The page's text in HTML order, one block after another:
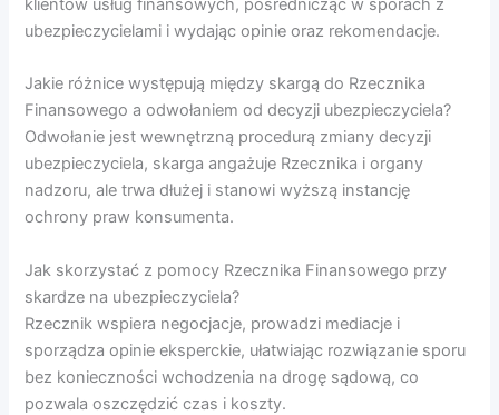
klientów usług finansowych, pośrednicząc w sporach z
ubezpieczycielami i wydając opinie oraz rekomendacje.
Jakie różnice występują między skargą do Rzecznika
Finansowego a odwołaniem od decyzji ubezpieczyciela?
Odwołanie jest wewnętrzną procedurą zmiany decyzji
ubezpieczyciela, skarga angażuje Rzecznika i organy
nadzoru, ale trwa dłużej i stanowi wyższą instancję
ochrony praw konsumenta.
Jak skorzystać z pomocy Rzecznika Finansowego przy
skardze na ubezpieczyciela?
Rzecznik wspiera negocjacje, prowadzi mediacje i
sporządza opinie eksperckie, ułatwiając rozwiązanie sporu
bez konieczności wchodzenia na drogę sądową, co
pozwala oszczędzić czas i koszty.